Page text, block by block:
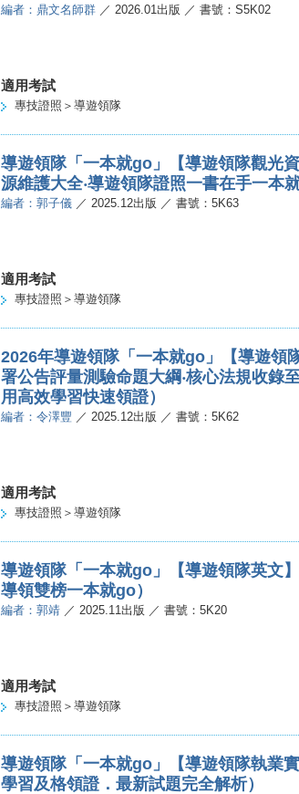
編者：鼎文名師群／ 2026.01出版 ／ 書號：S5K02
適用考試
專技證照＞導遊領隊
導遊領隊「一本就go」【導遊領隊觀光
源維護大全‧導遊領隊證照一書在手一本就
編者：郭子儀／ 2025.12出版 ／ 書號：5K63
適用考試
專技證照＞導遊領隊
2026年導遊領隊「一本就go」【導遊領
署公告評量測驗命題大綱‧核心法規收錄
用高效學習快速領證）
編者：令澤豐 ／ 2025.12出版 ／ 書號：5K62
適用考試
專技證照＞導遊領隊
導遊領隊「一本就go」【導遊領隊英文
導領雙榜一本就go）
編者：郭靖／ 2025.11出版 ／ 書號：5K20
適用考試
專技證照＞導遊領隊
導遊領隊「一本就go」【導遊領隊執業
學習及格領證．最新試題完全解析）